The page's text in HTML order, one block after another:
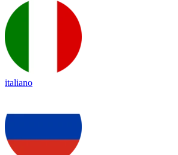
italiano